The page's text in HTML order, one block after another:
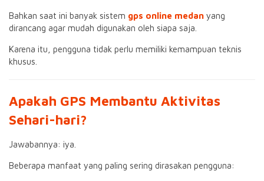
Bahkan saat ini banyak sistem gps online medan yang
dirancang agar mudah digunakan oleh siapa saja.
Karena itu, pengguna tidak perlu memiliki kemampuan teknis
khusus.
Apakah GPS Membantu Aktivitas
Sehari-hari?
Jawabannya: iya.
Beberapa manfaat yang paling sering dirasakan pengguna: